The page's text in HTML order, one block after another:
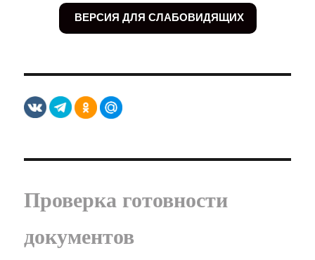
ВЕРСИЯ ДЛЯ СЛАБОВИДЯЩИХ
Проверка готовности
документов